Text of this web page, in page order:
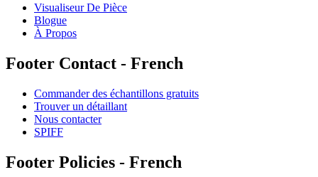
Visualiseur De Pièce
Blogue
À Propos
Footer Contact - French
Commander des échantillons gratuits
Trouver un détaillant
Nous contacter
SPIFF
Footer Policies - French